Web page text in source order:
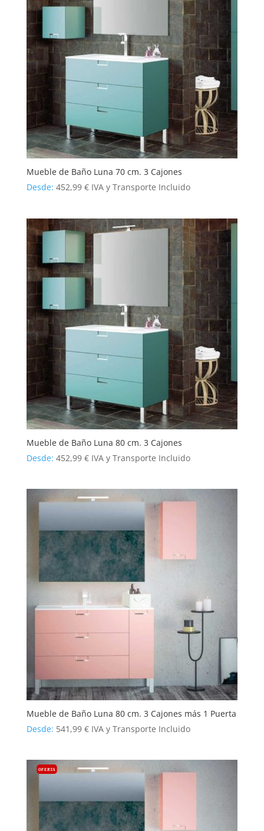
Mueble de Baño Luna 70 cm. 3 Cajones
Desde: 452,99 € IVA y Transporte Incluido
Mueble de Baño Luna 80 cm. 3 Cajones
Desde: 452,99 € IVA y Transporte Incluido
Mueble de Baño Luna 80 cm. 3 Cajones más 1 Puerta
Desde: 541,99 € IVA y Transporte Incluido
OFERTA